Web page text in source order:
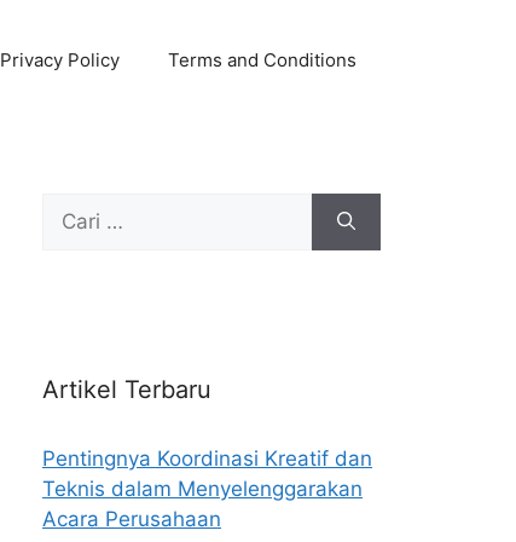
Privacy Policy Terms and Conditions
Cari
Artikel Terbaru
Pentingnya Koordinasi Kreatif dan
Teknis dalam Menyelenggarakan
Acara Perusahaan